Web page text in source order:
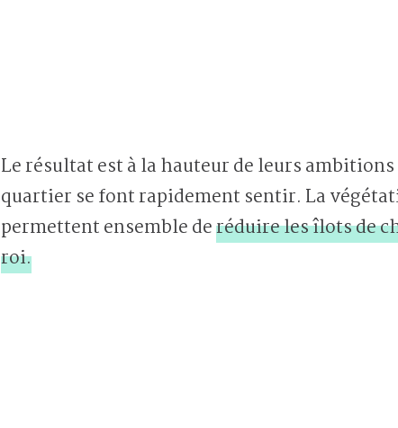
Le résultat est à la hauteur de leurs
quartier se font rapidement sentir. La
permettent ensemble deréduire les îlots de
roi.